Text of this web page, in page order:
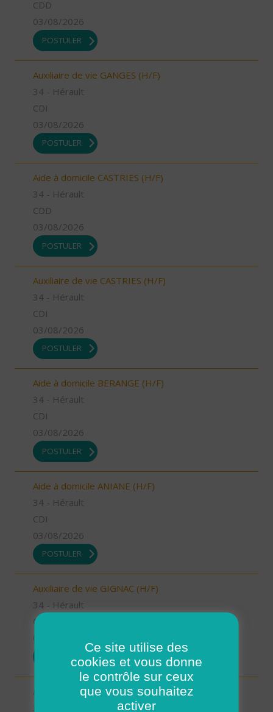
CDD
03/08/2026
POSTULER
Auxiliaire de vie GANGES (H/F)
34 - Hérault
CDI
03/08/2026
POSTULER
Aide à domicile CASTRIES (H/F)
34 - Hérault
CDD
03/08/2026
POSTULER
Auxiliaire de vie CASTRIES (H/F)
34 - Hérault
CDI
03/08/2026
POSTULER
Aide à domicile BERANGE (H/F)
34 - Hérault
CDI
03/08/2026
POSTULER
Aide à domicile ANIANE (H/F)
34 - Hérault
CDI
03/08/2026
POSTULER
Auxiliaire de vie GIGNAC (H/F)
34 - Hérault
CDI
Aide à domicile MEJEAN (H/F)
Ce site utilise des
cookies et vous donne
le contrôle sur ceux
que vous souhaitez
activer